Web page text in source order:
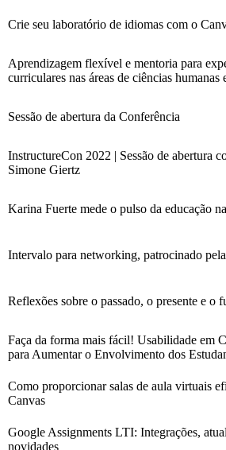
Crie seu laboratório de idiomas com o
Aprendizagem flexível e mentoria para
curriculares nas áreas de ciências humanas
Sessão de abertura da Conferência
InstructureCon 2022 | Sessão de abertura
Simone Giertz
Karina Fuerte mede o pulso da educação
Intervalo para networking, patrocinado
Reflexões sobre o passado, o presente e o
Faça da forma mais fácil! Usabilidade em
para Aumentar o Envolvimento dos
Como proporcionar salas de aula virtuais
Canvas
Google Assignments LTI: Integrações,
novidades